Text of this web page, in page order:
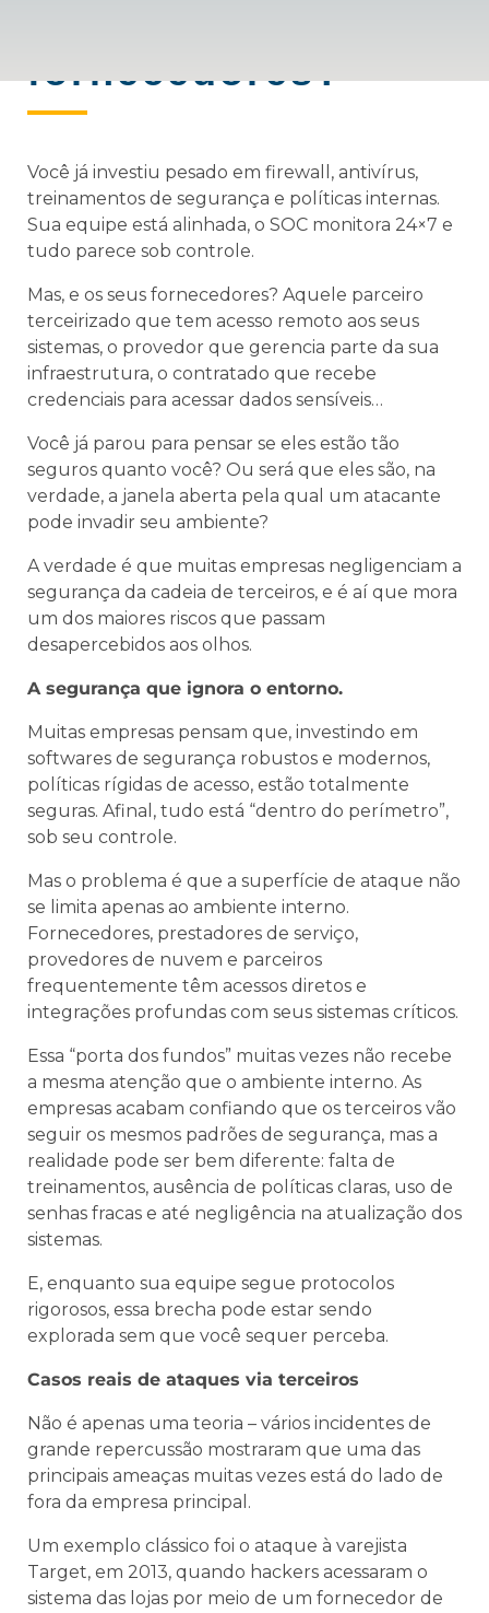
fornecedores?
Você já investiu pesado em firewall, antivírus,
treinamentos de segurança e políticas internas.
Sua equipe está alinhada, o SOC monitora 24×7 e
tudo parece sob controle.
Mas, e os seus fornecedores? Aquele parceiro
terceirizado que tem acesso remoto aos seus
sistemas, o provedor que gerencia parte da sua
infraestrutura, o contratado que recebe
credenciais para acessar dados sensíveis…
Você já parou para pensar se eles estão tão
seguros quanto você? Ou será que eles são, na
verdade, a janela aberta pela qual um atacante
pode invadir seu ambiente?
A verdade é que muitas empresas negligenciam a
segurança da cadeia de terceiros, e é aí que mora
um dos maiores riscos que passam
desapercebidos aos olhos.
A segurança que ignora o entorno.
Muitas empresas pensam que, investindo em
softwares de segurança robustos e modernos,
políticas rígidas de acesso, estão totalmente
seguras. Afinal, tudo está “dentro do perímetro”,
sob seu controle.
Mas o problema é que a superfície de ataque não
se limita apenas ao ambiente interno.
Fornecedores, prestadores de serviço,
provedores de nuvem e parceiros
frequentemente têm acessos diretos e
integrações profundas com seus sistemas críticos.
Essa “porta dos fundos” muitas vezes não recebe
a mesma atenção que o ambiente interno. As
empresas acabam confiando que os terceiros vão
seguir os mesmos padrões de segurança, mas a
realidade pode ser bem diferente: falta de
treinamentos, ausência de políticas claras, uso de
senhas fracas e até negligência na atualização dos
sistemas.
E, enquanto sua equipe segue protocolos
rigorosos, essa brecha pode estar sendo
explorada sem que você sequer perceba.
Casos reais de ataques via terceiros
Não é apenas uma teoria – vários incidentes de
grande repercussão mostraram que uma das
principais ameaças muitas vezes está do lado de
fora da empresa principal.
Um exemplo clássico foi o ataque à varejista
Target, em 2013, quando hackers acessaram o
sistema das lojas por meio de um fornecedor de